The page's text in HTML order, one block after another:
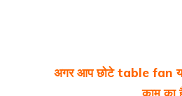
अगर आप छोटे table fan
काम